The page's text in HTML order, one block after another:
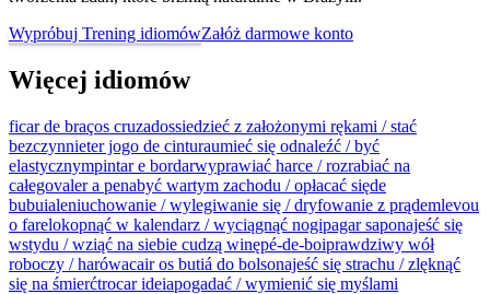
Wypróbuj Trening idiomówZałóż darmowe konto
Więcej idiomów
ficar de braços cruzadossiedzieć z założonymi rękami / stać
bezczynnieter jogo de cinturaumieć się odnaleźć / być
elastycznympintar e bordarwyprawiać harce / rozrabiać na
całegovaler a penabyć wartym zachodu / opłacać sięde
bubuialeniuchowanie / wylegiwanie się / dryfowanie z prądemlevou
o farelokopnąć w kalendarz / wyciągnąć nogipagar saponajeść się
wstydu / wziąć na siebie cudzą winępé-de-boiprawdziwy wół
roboczy / harówacair os butiá do bolsonajeść się strachu / zlęknąć
się na śmierćtrocar ideiapogadać / wymienić się myślami